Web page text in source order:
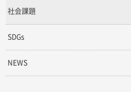
社会課題
SDGs
NEWS